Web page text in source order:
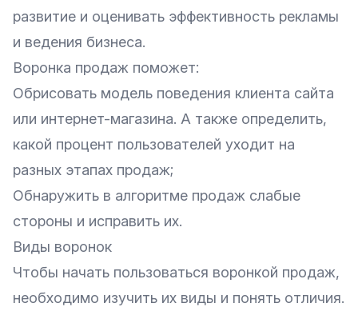
развитие и оценивать эффективность рекламы
и ведения бизнеса.
Воронка продаж поможет:
Обрисовать модель поведения клиента сайта
или интернет-магазина. А также определить,
какой процент пользователей уходит на
разных этапах продаж;
Обнаружить в алгоритме продаж слабые
стороны и исправить их.
Виды воронок
Чтобы начать пользоваться воронкой продаж,
необходимо изучить их виды и понять отличия.